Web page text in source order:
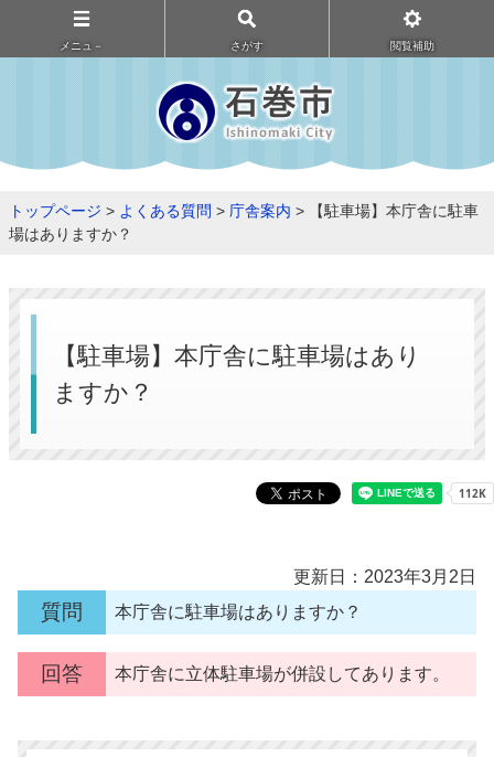
メニュ－ さがす 閲覧補助
トップページ > よくある質問 > 庁舎案内 > 【駐車場】本庁舎に駐車
場はありますか？
【駐車場】本庁舎に駐車場はあり
ますか？
更新日：2023年3月2日
質問 本庁舎に駐車場はありますか？
回答 本庁舎に立体駐車場が併設してあります。